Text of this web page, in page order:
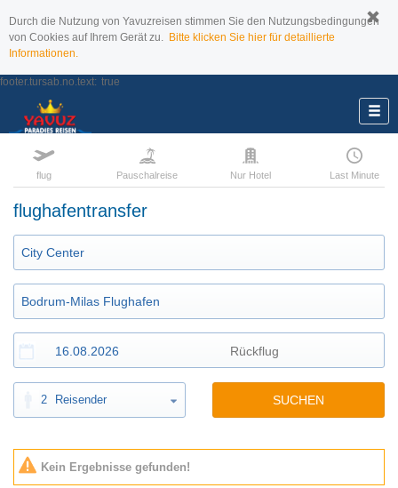
Durch die Nutzung von Yavuzreisen stimmen Sie den Nutzungsbedingungen
von Cookies auf Ihrem Gerät zu. Bitte klicken Sie hier für detaillierte
Informationen.
footer.tursab.no.text: true
flug Pauschalreise Nur Hotel Last Minute
flughafentransfer
2 Reisender SUCHEN
Kein Ergebnisse gefunden!